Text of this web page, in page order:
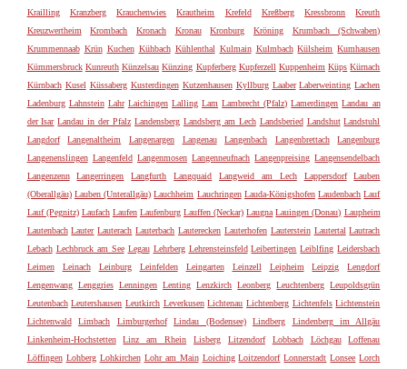
Krailling
Kranzberg Krauchenwies Krautheim Krefeld Kreßberg Kressbronn
Kreuth
Kreuzwertheim
Krombach Kronach Kronau Kronburg Kröning
Krumbach (Schwaben)
Krummennaab Krün Kuchen Kühbach Kühlenthal Kulmain Kulmbach Külsheim Kumhausen
Kümmersbruck Kunreuth Künzelsau Künzing Kupferberg Kupferzell Kuppenheim Küps Kürnach
Kürnbach Kusel Küssaberg Kusterdingen Kutzenhausen Kyllburg Laaber Laberweinting Lachen
Ladenburg Lahnstein Lahr Laichingen Lalling Lam Lambrecht (Pfalz) Lamerdingen Landau an
der Isar Landau in der Pfalz Landensberg Landsberg am Lech Landsberied Landshut Landstuhl
Langdorf
Langenaltheim Langenargen Langenau Langenbach Langenbrettach
Langenburg
Langenenslingen Langenfeld Langenmosen Langenneufnach Langenpreising Langensendelbach
Langenzenn
Langerringen Langfurth Langquaid Langweid am Lech Lappersdorf
Lauben
(Oberallgäu) Lauben (Unterallgäu) Lauchheim Lauchringen Lauda-Königshofen Laudenbach Lauf
Lauf (Pegnitz) Laufach Laufen Laufenburg Lauffen (Neckar) Laugna Lauingen (Donau) Laupheim
Lautenbach Lauter Lauterach Lauterbach Lauterecken Lauterhofen Lauterstein Lautertal Lautrach
Lebach Lechbruck am See Legau Lehrberg Lehrensteinsfeld Leibertingen Leiblfing Leidersbach
Leimen
Leinach Leinburg Leinfelden Leingarten Leinzell Leipheim Leipzig
Lengdorf
Lengenwang Lenggries Lenningen Lenting Lenzkirch Leonberg Leuchtenberg Leupoldsgrün
Leutenbach Leutershausen Leutkirch Leverkusen Lichtenau Lichtenberg Lichtenfels Lichtenstein
Lichtenwald
Limbach Limburgerhof Lindau (Bodensee) Lindberg
Lindenberg im Allgäu
Linkenheim-Hochstetten
Linz am Rhein Lisberg Litzendorf Lobbach Löchgau
Loffenau
Löffingen Lohberg Lohkirchen Lohr am Main Loiching Loitzendorf Lonnerstadt Lonsee Lorch